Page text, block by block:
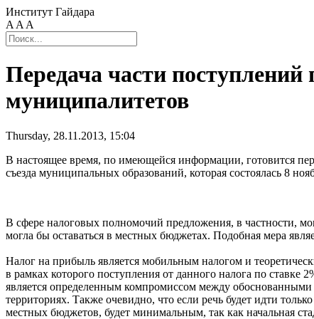
Институт Гайдара
A A A
Передача части
муниципалитетов
Thursday, 28.11.2013, 15:04
В настоящее время, по имеющейся информации, готовится
съезда муниципальных образований, которая состоялась 8
В сфере налоговых полномочий предложения, в частности,
могла бы оставаться в местных бюджетах. Подобная мера
Налог на прибыль является мобильным налогом и
в рамках которого поступления от данного налога по
является определенным компромиссом между обоснованными
территориях. Также очевидно, что если речь будет идти
местных бюджетов, будет минимальным, так как начальная